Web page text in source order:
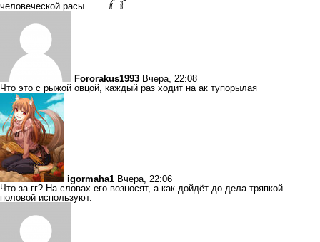
человеческой расы...
Fororakus1993 Вчера, 22:08
Что это с рыжой овцой, каждый раз ходит на ак тупорылая
igormaha1 Вчера, 22:06
Что за гг? На словах его возносят, а как дойдёт до дела тряпкой
половой используют.